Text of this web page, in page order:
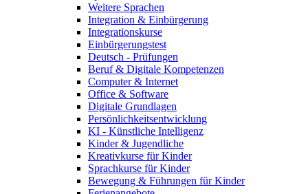
Weitere Sprachen
Integration & Einbürgerung
Integrationskurse
Einbürgerungstest
Deutsch - Prüfungen
Beruf & Digitale Kompetenzen
Computer & Internet
Office & Software
Digitale Grundlagen
Persönlichkeitsentwicklung
KI - Künstliche Intelligenz
Kinder & Jugendliche
Kreativkurse für Kinder
Sprachkurse für Kinder
Bewegung & Führungen für Kinder